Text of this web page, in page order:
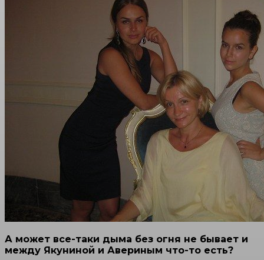
А может все-таки дыма без огня не бывает и
между Якуниной и Авериным что-то есть?